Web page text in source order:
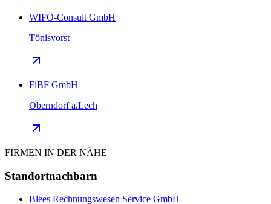
WIFO-Consult GmbH
Tönisvorst
FiBF GmbH
Oberndorf a.Lech
FIRMEN IN DER NÄHE
Standortnachbarn
Blees Rechnungswesen Service GmbH